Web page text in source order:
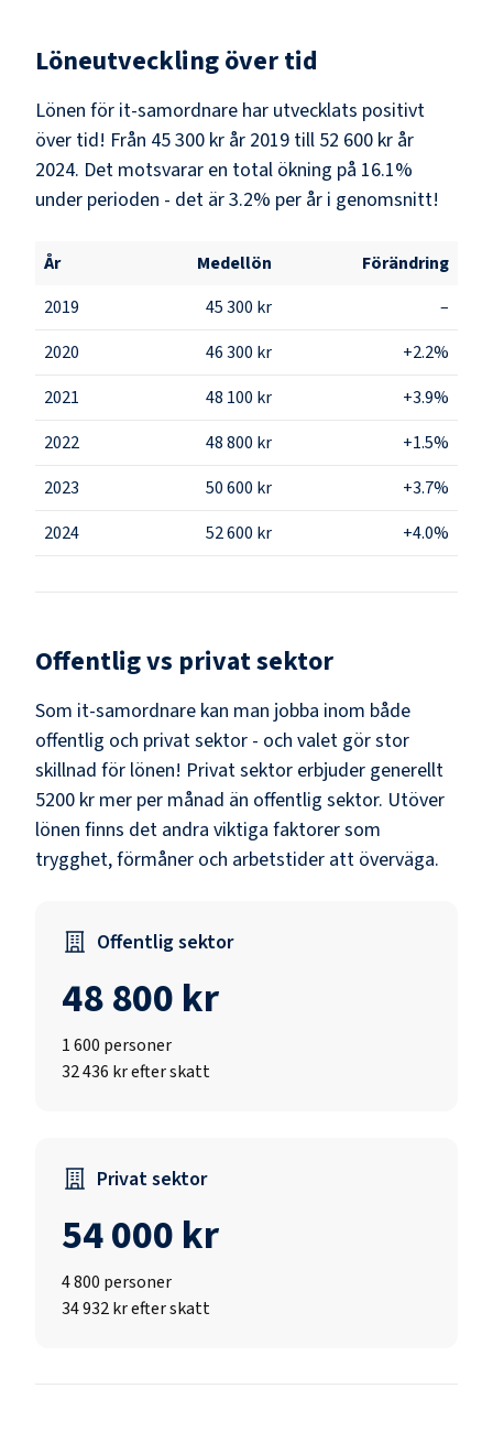
Löneutveckling över tid
Lönen för it-samordnare har utvecklats positivt
över tid! Från 45 300 kr år 2019 till 52 600 kr år
2024. Det motsvarar en total ökning på 16.1%
under perioden - det är 3.2% per år i genomsnitt!
År Medellön
Förändring
2019
45 300 kr
–
2020
46 300 kr
+2.2%
2021
48 100 kr
+3.9%
2022
48 800 kr
+1.5%
2023
50 600 kr
+3.7%
2024
52 600 kr +4.0%
Offentlig vs privat sektor
Som it-samordnare kan man jobba inom både
offentlig och privat sektor - och valet gör stor
skillnad för lönen! Privat sektor erbjuder generellt
5200 kr mer per månad än offentlig sektor. Utöver
lönen finns det andra viktiga faktorer som
trygghet, förmåner och arbetstider att överväga.
Offentlig sektor
48 800 kr
1 600 personer
32 436 kr efter skatt
Privat sektor
54 000 kr
4 800 personer
34 932 kr efter skatt